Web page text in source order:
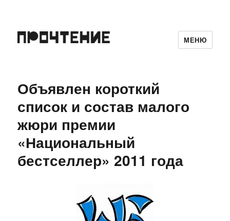
МЕНЮ
Объявлен короткий
список и состав малого
жюри премии
«Национальный
бестселлер» 2011 года